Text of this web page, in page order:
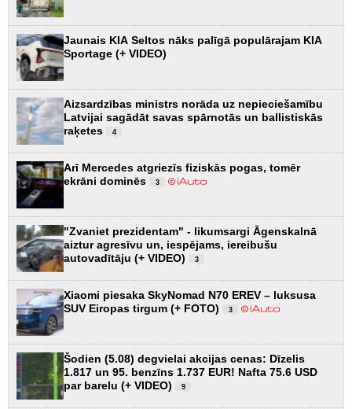
Jaunais KIA Seltos nāks palīgā populārajam KIA
Sportage (+ VIDEO)
Aizsardzības ministrs norāda uz nepieciešamību
Latvijai sagādāt savas spārnotās un ballistiskās
raķetes
4
Arī Mercedes atgriezīs fiziskās pogas, tomēr
ekrāni dominēs
3
"Zvaniet prezidentam" - likumsargi Āgenskalnā
aiztur agresīvu un, iespējams, iereibušu
autovadītāju (+ VIDEO)
3
Xiaomi piesaka SkyNomad N70 EREV – luksusa
SUV Eiropas tirgum (+ FOTO)
3
Šodien (5.08) degvielai akcijas cenas: Dīzelis
1.817 un 95. benzīns 1.737 EUR! Nafta 75.6 USD
par barelu (+ VIDEO)
9